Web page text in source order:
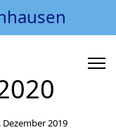
2019